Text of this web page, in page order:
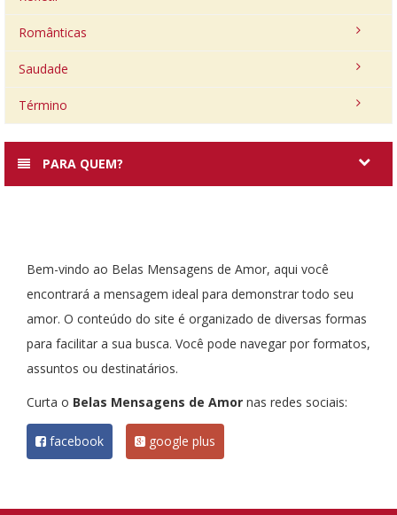
Românticas
Saudade
Término
PARA QUEM?
Bem-vindo ao Belas Mensagens de Amor, aqui você
encontrará a mensagem ideal para demonstrar todo seu
amor. O conteúdo do site é organizado de diversas formas
para facilitar a sua busca. Você pode navegar por formatos,
assuntos ou destinatários.
Curta o Belas Mensagens de Amor nas redes sociais:
facebook google plus